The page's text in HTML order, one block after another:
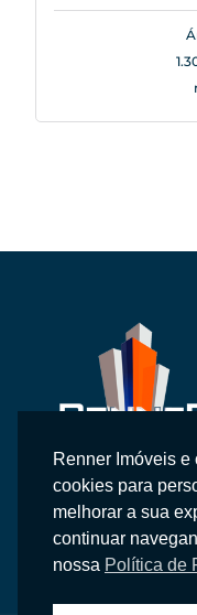
Na Renner
apenas imóveis,
confiança e um
personalizado.
Renner Imóveis
cookies para
melhorar a sua
continuar
nossa Política de